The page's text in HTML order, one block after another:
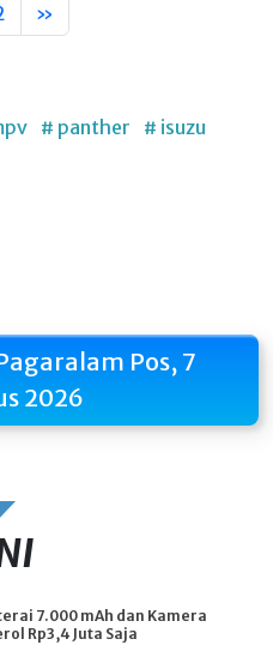
»
# panther
# isuzu
Pos, 7
2026
7.000 mAh dan Kamera
Rp3,4 Juta Saja